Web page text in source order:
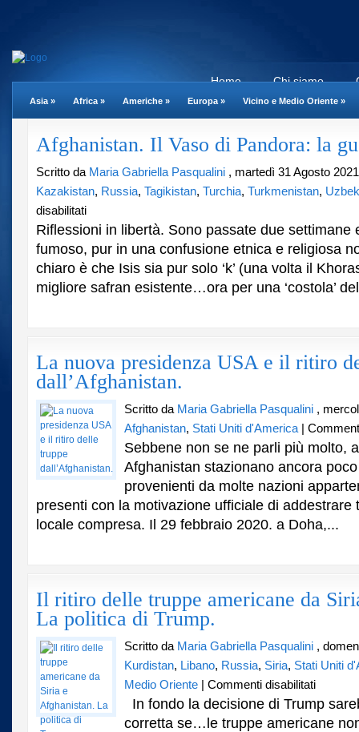
Chi siamo
Home
Asia » Africa » Americhe » Europa » Vicino e Medio Oriente »
Afghanistan. Il Vaso di Pandora: la
Scritto da Maria Gabriella Pasqualini , martedì 31 Agosto
Kazakistan, Russia, Tagikistan, Turchia, Turkmenistan,
disabilitatisu
Il
Vaso
di
la
Riflessioni in libertà. Sono passate due settimane
fumoso, pur in una confusione etnica e religiosa
chiaro è che Isis sia pur solo ‘k’ (una volta il
migliore safran esistente…ora per una ‘costola’
La nuova presidenza USA e il ritiro
dall’Afghanistan.
Scritto da Maria Gabriella Pasqualini ,
Afghanistan, Stati Uniti d'America
Sebbene non se ne parli più molto,
Afghanistan stazionano ancora
provenienti da molte nazioni
presenti con la motivazione ufficiale di addestrare
locale compresa. Il 29 febbraio 2020. a Doha,...
Il ritiro delle truppe americane da
La politica di Trump.
Scritto da Maria Gabriella Pasqualini ,
Kurdistan, Libano, Russia, Siria, Stati Uniti
Medio Oriente
Commenti disabilitatisu
ritiro
delle
In fondo la decisione di Trump
corretta se…le truppe americane